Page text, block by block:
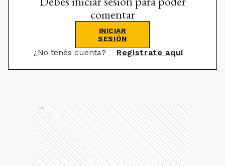
comentar
INICIAR
SESIÓN
¿No tenés cuenta? Registrate aquí
Ads